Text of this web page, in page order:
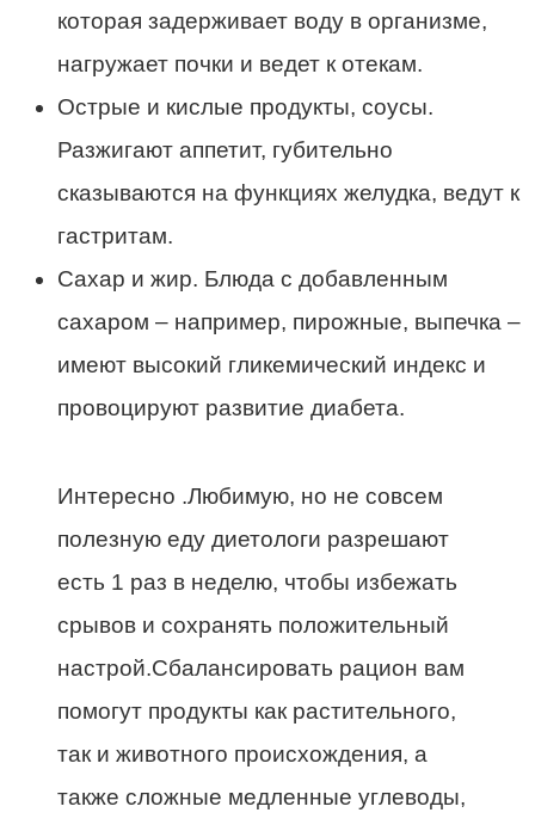
которая задерживает воду в организме,
нагружает почки и ведет к отекам.
Острые и кислые продукты, соусы.
Разжигают аппетит, губительно
сказываются на функциях желудка, ведут к
гастритам.
Сахар и жир. Блюда с добавленным
сахаром – например, пирожные, выпечка –
имеют высокий гликемический индекс и
провоцируют развитие диабета.
Интересно .Любимую, но не совсем
полезную еду диетологи разрешают
есть 1 раз в неделю, чтобы избежать
срывов и сохранять положительный
настрой.Сбалансировать рацион вам
помогут продукты как растительного,
так и животного происхождения, а
также сложные медленные углеводы,